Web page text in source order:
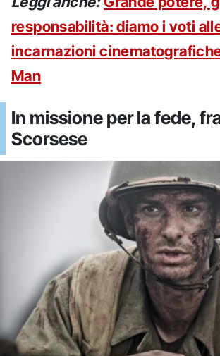
responsabilità: diamo i voti
incarnazioni
Man
In missione per la fede,
Scorsese